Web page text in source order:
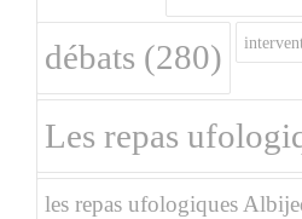
débats (280)
Les repas
les repas ufologiques